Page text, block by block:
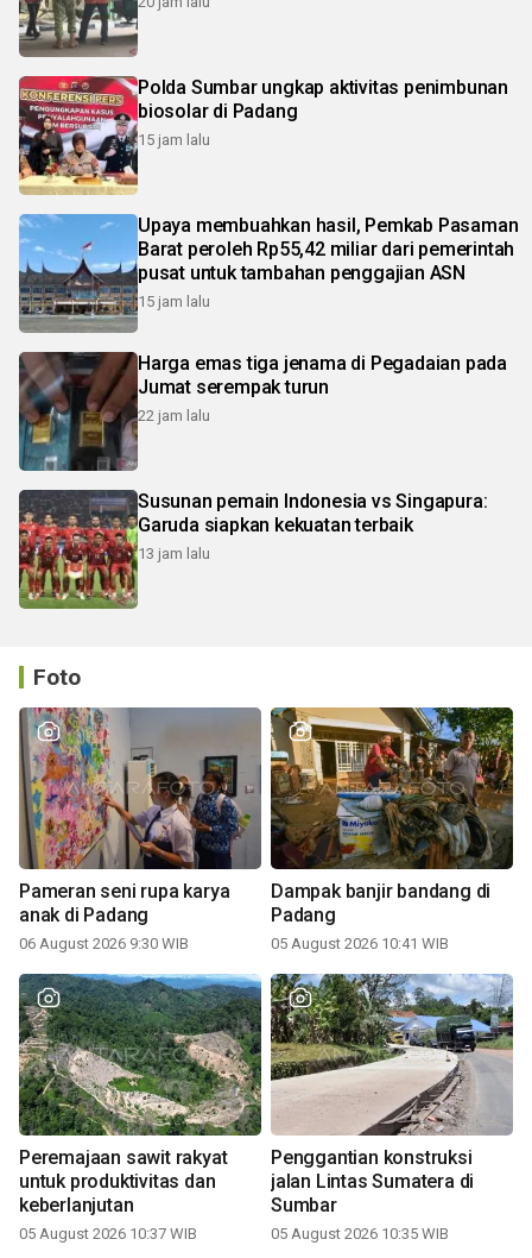
Polda Sumbar ungkap aktivitas penimbunan
biosolar di Padang
15 jam lalu
Upaya membuahkan hasil, Pemkab Pasaman
Barat peroleh Rp55,42 miliar dari pemerintah
pusat untuk tambahan penggajian ASN
15 jam lalu
Harga emas tiga jenama di Pegadaian pada
Jumat serempak turun
22 jam lalu
Susunan pemain Indonesia vs Singapura:
Garuda siapkan kekuatan terbaik
13 jam lalu
Foto
Pameran seni rupa karya
anak di Padang
06 August 2026 9:30 WIB
Dampak banjir bandang di
Padang
05 August 2026 10:41 WIB
Peremajaan sawit rakyat
untuk produktivitas dan
keberlanjutan
05 August 2026 10:37 WIB
Penggantian konstruksi
jalan Lintas Sumatera di
Sumbar
05 August 2026 10:35 WIB